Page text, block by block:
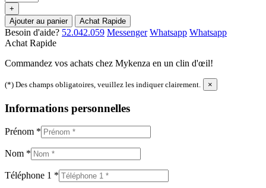
+
Ajouter au panier
Achat Rapide
Besoin d'aide? 52.042.059 Messenger Whatsapp Whatsapp
Achat Rapide
Commandez vos achats chez Mykenza en un clin d'œil!
(*) Des champs obligatoires, veuillez les indiquer clairement. ×
Informations personnelles
Prénom *
Nom *
Téléphone 1 *